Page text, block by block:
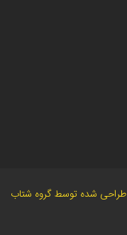
طراحی شده توسط گروه شتاب